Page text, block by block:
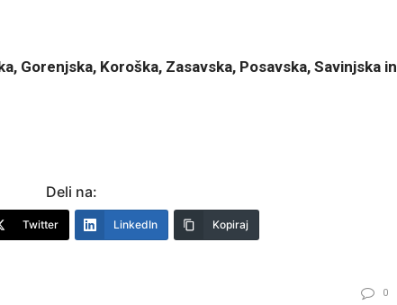
Gorenjska, Koroška, Zasavska, Posavska, Savinjska in
Deli na:
Twitter LinkedIn Kopiraj
0